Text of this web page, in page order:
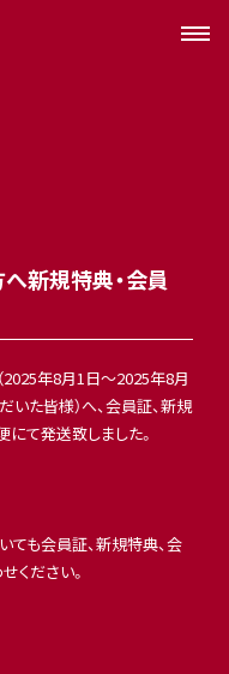
新規特典・会員
年8月1日～2025年8月
た皆様）へ、会員証、新規
にて発送致しました。
も会員証、新規特典、会
ください。